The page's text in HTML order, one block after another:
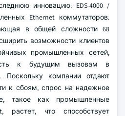
инновацию: EDS-4000 /
Ethernet коммутаторов.
в общей сложности 68
возможности клиентов
промышленных сетей,
к будущим вызовам в
Поскольку компании отдают
к сбоям, спрос на надежное
такое как промышленные
растет, что способствует